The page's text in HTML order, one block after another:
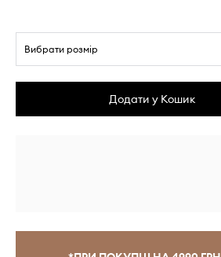
Вибрати розмір
Додати у Кошик